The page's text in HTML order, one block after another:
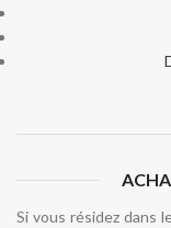
Si vous résidez dans